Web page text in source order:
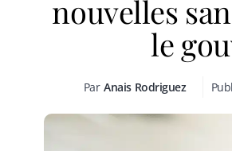
nouvelles
le
Par Anais Rodriguez